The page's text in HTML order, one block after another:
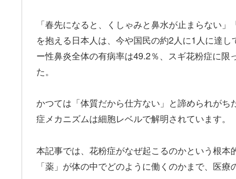
「春先になると、くしゃみと鼻水が止まらない
を抱える日本人は、今や国民の約2人に1人に達
ー性鼻炎全体の有病率は49.2％、スギ花粉症に
た。
かつては「体質だから仕方ない」と諦められが
症メカニズムは細胞レベルで解明されています。
本記事では、花粉症がなぜ起こるのかという根
「薬」が体の中でどのように働くのかまで、医